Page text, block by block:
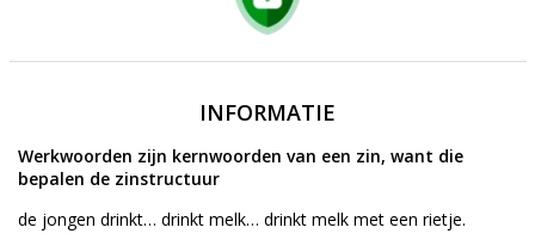
INFORMATIE
Werkwoorden zijn kernwoorden van een zin, want die
bepalen de zinstructuur
de jongen drinkt… drinkt melk… drinkt melk met een rietje.